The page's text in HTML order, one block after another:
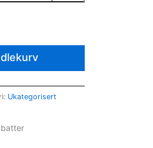
Ukategorisert